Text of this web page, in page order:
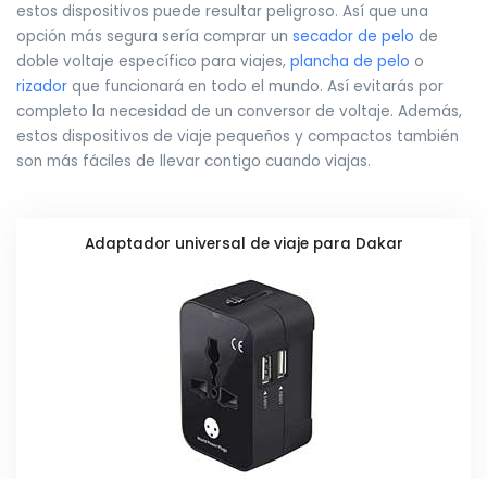
estos dispositivos puede resultar peligroso. Así que una
opción más segura sería comprar un secador de pelo de
doble voltaje específico para viajes, plancha de pelo o
rizador que funcionará en todo el mundo. Así evitarás por
completo la necesidad de un conversor de voltaje. Además,
estos dispositivos de viaje pequeños y compactos también
son más fáciles de llevar contigo cuando viajas.
Adaptador universal de viaje para Dakar